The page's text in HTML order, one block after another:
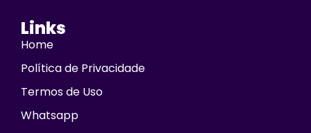
Links
Home
Política de Privacidade
Termos de Uso
Whatsapp